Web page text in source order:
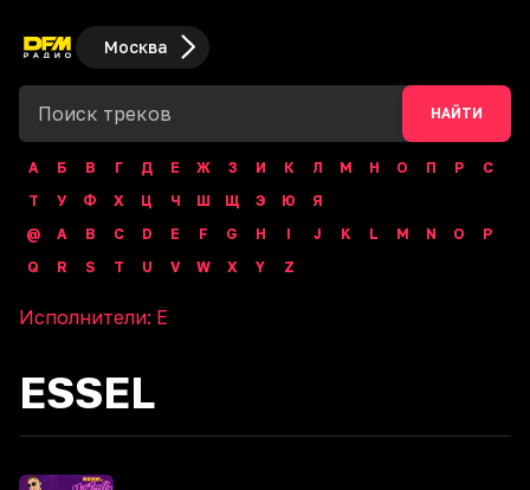
Москва
НАЙТИ
А Б В Г Д Е Ж З И К Л М Н О П Р
С
Т
У Ф Х Ц Ч Ш Щ Э Ю
Я
@
A B C D E F G H I J K L M N O
P
Q
R S T U V W X Y Z
Исполнители: E
ESSEL